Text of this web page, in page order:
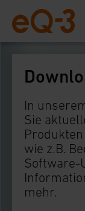
In
Sie
wie z.B.
Software-
mehr.